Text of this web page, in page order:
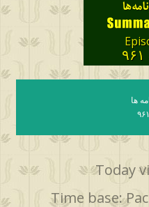
ها
Today
Time base: